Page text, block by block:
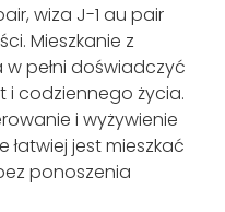
wiza J-1 au pair
Mieszkanie z
pełni doświadczyć
i codziennego życia.
i wyżywienie
łatwiej jest mieszkać
ponoszenia